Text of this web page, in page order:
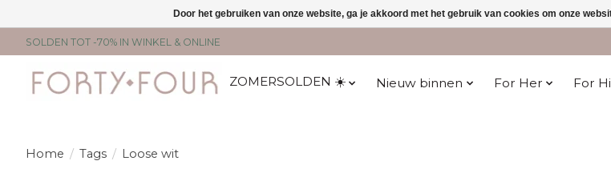
SOLDEN TOT -70% IN WINKEL & ONLINE
ZOMERSOLDEN ☀️ Nieuw binnen For Her For
Home / Tags / Loose wit
Door het gebruiken van onze website, ga je akkoord met het gebruik van cookies om onze